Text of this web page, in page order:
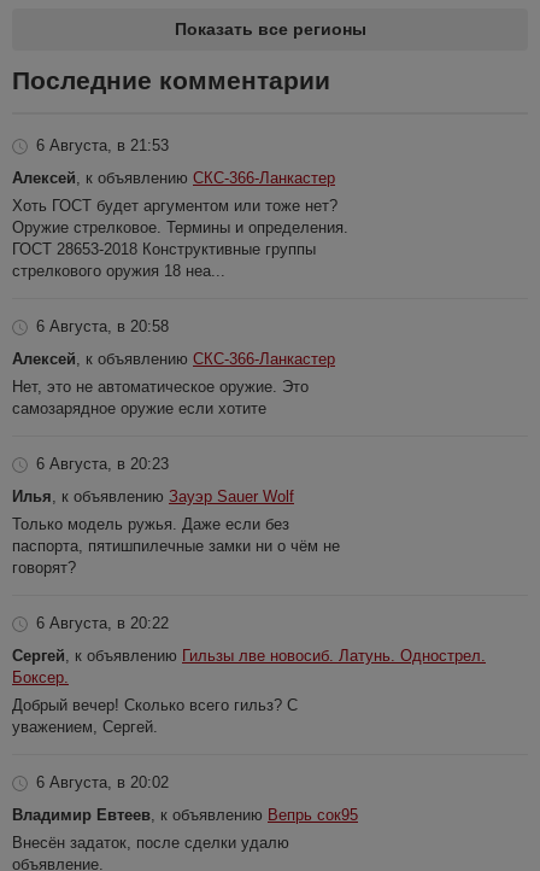
Показать все регионы
Последние комментарии
6 Августа, в 21:53
Алексей , к объявлению СКС-366-Ланкастер
Хоть ГОСТ будет аргументом или тоже нет?
Оружие стрелковое. Термины и определения.
ГОСТ 28653-2018 Конструктивные группы
стрелкового оружия 18 неа...
6 Августа, в 20:58
Алексей , к объявлению СКС-366-Ланкастер
Нет, это не автоматическое оружие. Это
самозарядное оружие если хотите
6 Августа, в 20:23
Илья , к объявлению Зауэр Sauer Wolf
Только модель ружья. Даже если без
паспорта, пятишпилечные замки ни о чём не
говорят?
6 Августа, в 20:22
Сергей , к объявлению Гильзы лве новосиб. Латунь. Однострел.
Боксер.
Добрый вечер! Сколько всего гильз? С
уважением, Сергей.
6 Августа, в 20:02
Владимир Евтеев , к объявлению Вепрь сок95
Внесён задаток, после сделки удалю
объявление.